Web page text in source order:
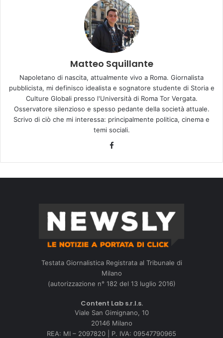
Matteo Squillante
Napoletano di nascita, attualmente vivo a Roma. Giornalista
pubblicista, mi definisco idealista e sognatore studente di Storia e
Culture Globali presso l'Università di Roma Tor Vergata.
Osservatore silenzioso e spesso pedante della società attuale.
Scrivo di ciò che mi interessa: principalmente politica, cinema e
temi sociali.
Facebook
Testata Giornalistica Registrata al Tribunale di
Milano
(autorizzazione n° 182 del 13 luglio 2016)
Content Lab s.r.l.s.
Viale San Gimignano, 10
20146 Milano
REA: MI – 2097820 | P. IVA: 09547790965